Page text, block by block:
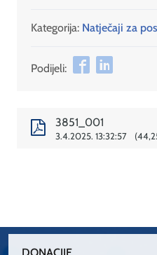
Kategorija: Natječaji za
Podijeli:
3851_001
3.4.2025. 13:32:57